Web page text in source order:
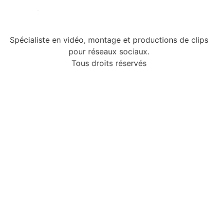
Spécialiste en vidéo, montage et productions de clips
pour réseaux sociaux.
Tous droits réservés